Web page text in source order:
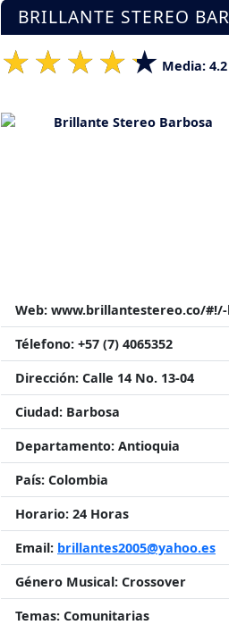
BRILLANTE STEREO
Media: 4.2
Web: www.brillantestereo.co/
Télefono: +57 (7) 4065352
Dirección: Calle 14 No. 13-04
Ciudad: Barbosa
Departamento: Antioquia
País: Colombia
Horario: 24 Horas
Email: brillantes2005@yahoo.es
Género Musical: Crossover
Temas: Comunitarias